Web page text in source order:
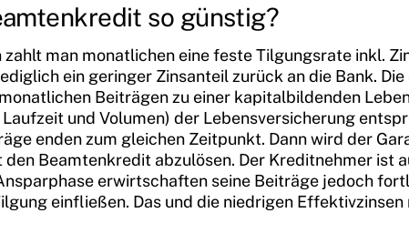
so günstig?
man monatlichen eine feste Tilgungsrate inkl.
ein geringer Zinsanteil zurück an die Bank.
Beiträgen zu einer kapitalbildenden
und Volumen) der Lebensversicherung
enden zum gleichen Zeitpunkt. Dann wird der
Beamtenkredit abzulösen. Der Kreditnehmer ist
erwirtschaften seine Beiträge jedoch
einfließen. Das und die niedrigen Effektivzinsen